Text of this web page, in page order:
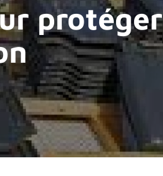
protéger